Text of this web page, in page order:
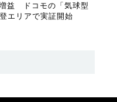
益 ドコモの「気球型
エリアで実証開始